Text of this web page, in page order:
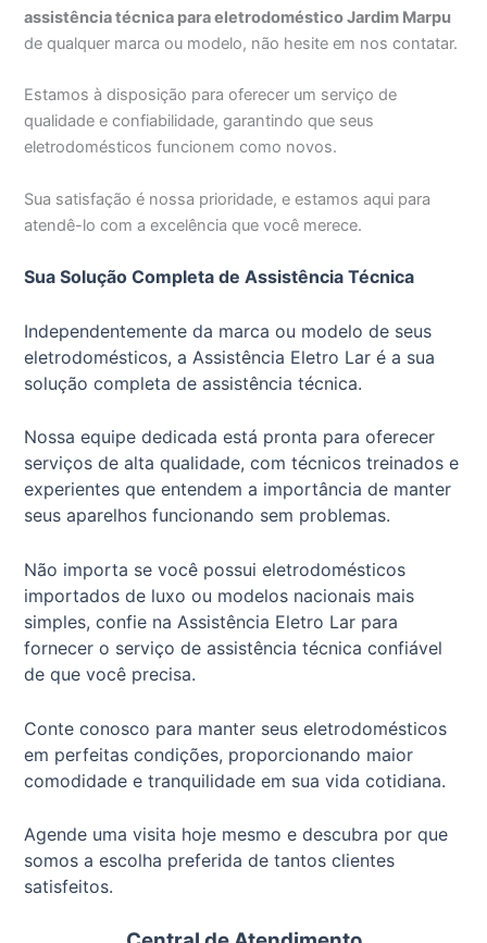
assistência técnica para eletrodoméstico Jardim Marpu
de qualquer marca ou modelo, não hesite em nos contatar.
Estamos à disposição para oferecer um serviço de
qualidade e confiabilidade, garantindo que seus
eletrodomésticos funcionem como novos.
Sua satisfação é nossa prioridade, e estamos aqui para
atendê-lo com a excelência que você merece.
Sua Solução Completa de Assistência Técnica
Independentemente da marca ou modelo de seus
eletrodomésticos, a Assistência Eletro Lar é a sua
solução completa de assistência técnica.
Nossa equipe dedicada está pronta para oferecer
serviços de alta qualidade, com técnicos treinados e
experientes que entendem a importância de manter
seus aparelhos funcionando sem problemas.
Não importa se você possui eletrodomésticos
importados de luxo ou modelos nacionais mais
simples, confie na Assistência Eletro Lar para
fornecer o serviço de assistência técnica confiável
de que você precisa.
Conte conosco para manter seus eletrodomésticos
em perfeitas condições, proporcionando maior
comodidade e tranquilidade em sua vida cotidiana.
Agende uma visita hoje mesmo e descubra por que
somos a escolha preferida de tantos clientes
satisfeitos.